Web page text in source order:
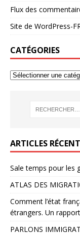
Flux des
Site de WordPress-
CATÉGORIES
ARTICLES
Sale temps pour les
ATLAS DES
Comment l’état
étrangers. Un
PARLONS